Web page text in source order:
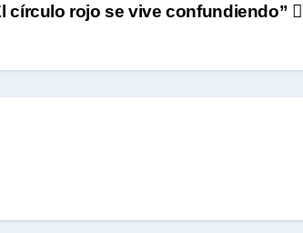
círculo rojo se vive confundiendo”